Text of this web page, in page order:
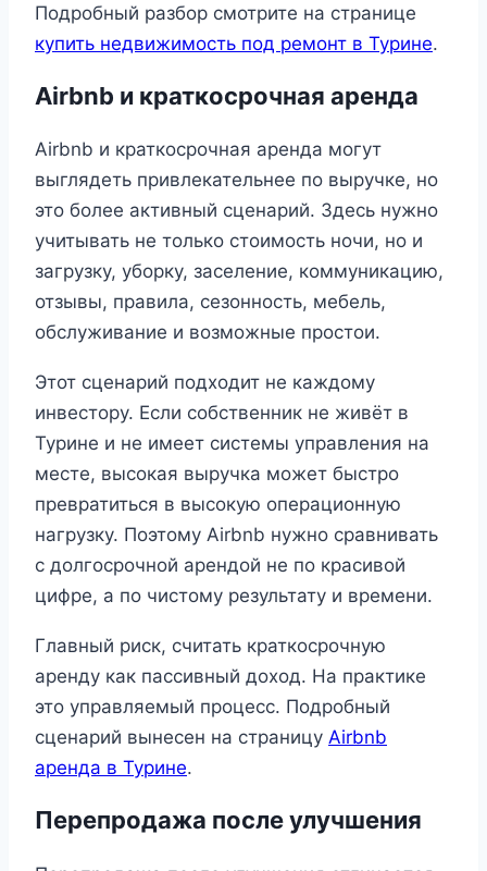
Подробный разбор смотрите на странице
купить недвижимость под ремонт в Турине.
Airbnb и краткосрочная аренда
Airbnb и краткосрочная аренда могут
выглядеть привлекательнее по выручке, но
это более активный сценарий. Здесь нужно
учитывать не только стоимость ночи, но и
загрузку, уборку, заселение, коммуникацию,
отзывы, правила, сезонность, мебель,
обслуживание и возможные простои.
Этот сценарий подходит не каждому
инвестору. Если собственник не живёт в
Турине и не имеет системы управления на
месте, высокая выручка может быстро
превратиться в высокую операционную
нагрузку. Поэтому Airbnb нужно сравнивать
с долгосрочной арендой не по красивой
цифре, а по чистому результату и времени.
Главный риск, считать краткосрочную
аренду как пассивный доход. На практике
это управляемый процесс. Подробный
сценарий вынесен на страницу Airbnb
аренда в Турине.
Перепродажа после улучшения